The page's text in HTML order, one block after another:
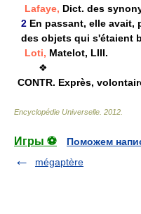
Lafaye, Dict. des
2 En passant, elle avait,
des objets qui s'étaient
Loti, Matelot, LIII.
❖
CONTR. Exprès,
Encyclopédie Universelle 2012
Игры ⚽
Поможем
mégaptère